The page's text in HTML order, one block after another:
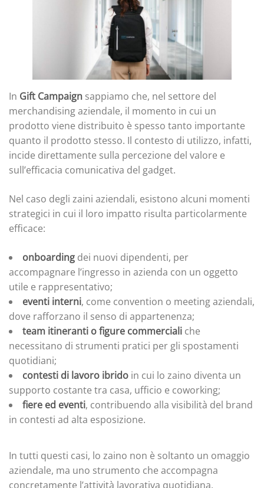
In Gift Campaign sappiamo che, nel settore del
merchandising aziendale, il momento in cui un
prodotto viene distribuito è spesso tanto importante
quanto il prodotto stesso. Il contesto di utilizzo, infatti,
incide direttamente sulla percezione del valore e
sull’efficacia comunicativa del gadget.
Nel caso degli zaini aziendali, esistono alcuni momenti
strategici in cui il loro impatto risulta particolarmente
efficace:
onboarding dei nuovi dipendenti, per
accompagnare l’ingresso in azienda con un oggetto
utile e rappresentativo;
eventi interni, come convention o meeting aziendali,
dove rafforzano il senso di appartenenza;
team itineranti o figure commerciali che
necessitano di strumenti pratici per gli spostamenti
quotidiani;
contesti di lavoro ibrido in cui lo zaino diventa un
supporto costante tra casa, ufficio e coworking;
fiere ed eventi, contribuendo alla visibilità del brand
in contesti ad alta esposizione.
In tutti questi casi, lo zaino non è soltanto un omaggio
aziendale, ma uno strumento che accompagna
concretamente l’attività lavorativa quotidiana,